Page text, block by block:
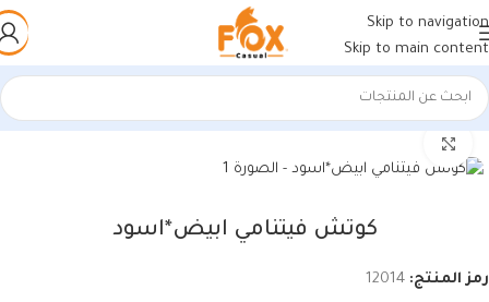
Skip to navigation
Skip to main content
الرئيسية/أحذية رجالي/كوتشات فيتنامي
كوتش فيتنامي ابيض*اسود
رمز المنتج: 12014